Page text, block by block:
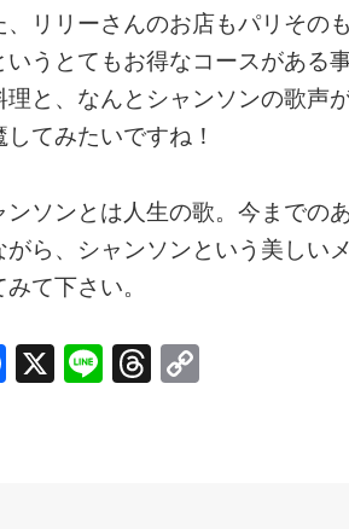
、リリーさんのお店もパリその
いうとてもお得なコースがある
理と、なんとシャンソンの歌声
してみたいですね！
ンソンとは人生の歌。今までの
がら、シャンソンという美しい
て下さい。
F X Li T